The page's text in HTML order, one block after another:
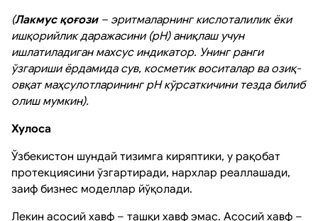
(Лакмус қоғози– эритмаларнинг кислоталилик ёки
ишқорийлик даражасини (pH) аниқлаш учун
ишлатиладиган махсус индикатор. Унинг ранги
ўзгариши ёрдамида сув, косметик воситалар ва озиқ-
овқат маҳсулотларининг pH кўрсаткичини тезда билиб
олиш мумкин).
Хулоса
Ўзбекистон шундай тизимга киряптики, у рақобат
протекциясини ўзгартиради, нархлар реаллашади,
заиф бизнес моделлар йўқолади.
Лекин асосий хавф – ташқи хавф эмас. Асосий хавф –